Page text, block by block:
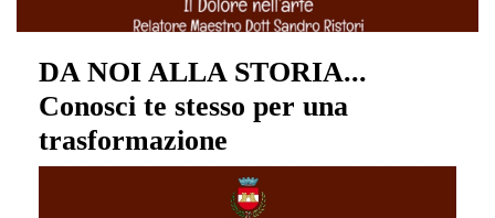
DA NOI ALLA STORIA...
Conosci te stesso per una
trasformazione